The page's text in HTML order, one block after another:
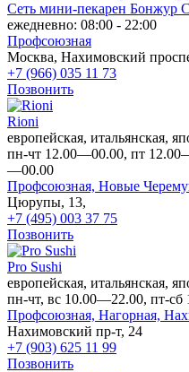
Сеть мини-пекарен Бонжур
ежедневно: 08:00 - 22:00
Профсоюзная
Москва, Нахимовский
+7 (966) 035 11 73
Позвонить
Rioni
европейская, итальянская,
пн-чт 12.00—00.00, пт
—00.00
Профсоюзная, Новые
Цюрупы, 13,
+7 (495) 003 37 75
Позвонить
Pro Sushi
европейская, итальянская,
пн-чт, вс 10.00—22.00, пт-
Профсоюзная, Нагорная,
Нахимовский пр-т, 24
+7 (903) 625 11 99
Позвонить